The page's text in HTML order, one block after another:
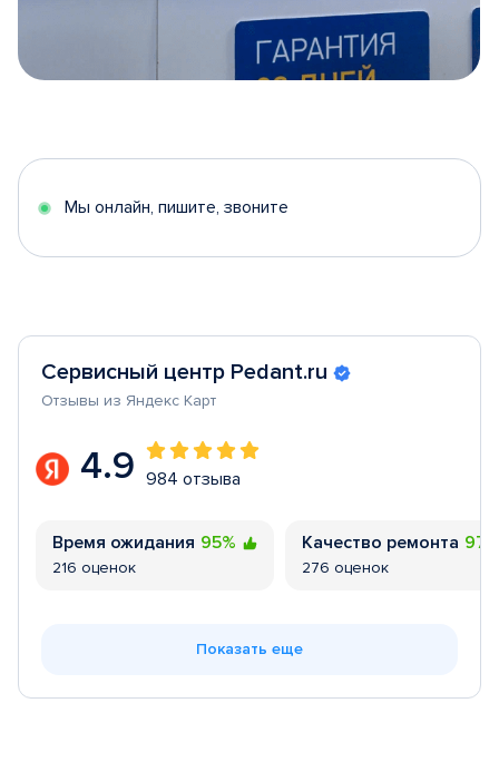
5
Мы онлайн, пишите, звоните
Сервисный центр Pedant.ru
Отзывы из Яндекс Карт
4.9 984 отзыва
Время ожидания 95%
216 оценок
Качество ремонта
276 оценок
Показать еще